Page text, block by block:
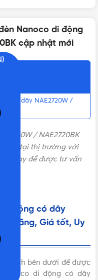
Nhẹ
12 tháng
Nanoco
Màu trắng, Màu Đen
Nanoco di động
cập nhật mới
có dây NAE2720W /
tín
/ NAE2720BK
tại thị trường với
ngay để được tư vấn
di động có dây
hãng, Giá tốt, Uy
kênh bên dưới để được
di động có dây